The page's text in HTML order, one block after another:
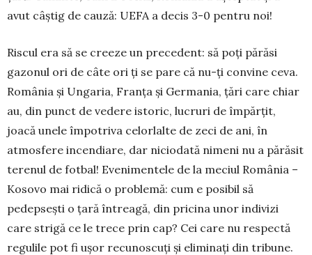
avut câștig de cauză: UEFA a decis 3-0 pentru noi!
Riscul era să se creeze un precedent: să poți părăsi
gazonul ori de câte ori ți se pare că nu-ți convine ceva.
România și Ungaria, Franța și Germania, țări care chiar
au, din punct de vedere istoric, lucruri de împărțit,
joacă unele împotriva celorlalte de zeci de ani, în
atmosfere incendiare, dar niciodată nimeni nu a părăsit
terenul de fotbal! Evenimentele de la meciul România –
Kosovo mai ridică o problemă: cum e posibil să
pedepsești o țară întreagă, din pricina unor indivizi
care strigă ce le trece prin cap? Cei care nu respectă
regulile pot fi ușor recunoscuți și eliminați din tribune.